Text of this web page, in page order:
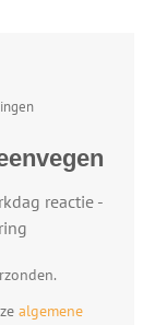
reactie -
algemene